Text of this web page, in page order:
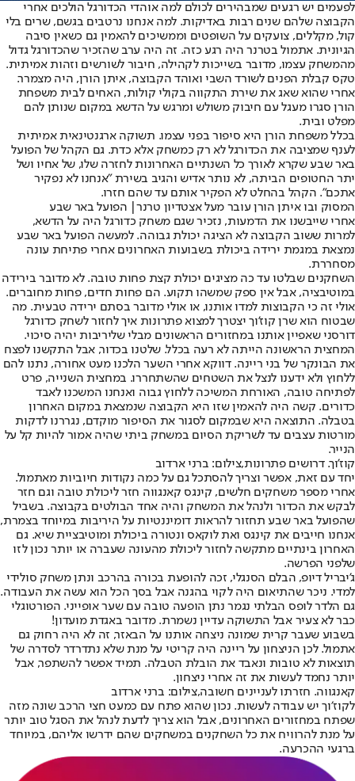
לפעמים יש רגעים שמבהירים לכולם למה אוהדי הכדורגל הולכים אחרי
הקבוצה שלהם שנים רבות באדיקות. למה אנחנו נרטבים בגשם, שרים בלי
קול, מקללים, צועקים על השופטים וממשיכים להאמין גם כשאין סיבה
הגיונית. אתמול בטרנר היה רגע כזה. זה היה ערב שהזכיר שהכדורגל גדול
מהמשחק עצמו, מדובר בשייכות לקהילה, חיבור לשורשים וזהות אמיתית.
טקס קבלת הפנים לשורד השבי ואוהד הקבוצה, איתן הורן, היה מצמרר.
אחרי שהוא שאג את שירת התקווה בקולי קולות, האחים לבית משפחת
הורן סגרו מעגל עם חיבוק משולש ומרגש על הדשא במקום שנותן להם
מפלט ובית.
בכלל משפחת הורן היא סיפור בפני עצמו. תשוקה ארגנטינאית אמיתית
לענף שמציבה את הכדורגל לא רק כמשחק אלא כדת. גם הקהל של הפועל
באר שבע שקרא לאורך כל השנתיים האחרונות לחזרה שלו, של אחיו ושל
יתר החטופים הביתה, לא נותר אדיש והגיב בשירת "אנחנו לא נפקיר
אתכם". הקהל בהחלט לא הפקיר אותם עד שהם חזרו.
המסוק ובו איתן הורן עובר מעל אצטדיון טרנר| הפועל באר שבע
אחרי שייבשנו את הדמעות, נזכיר שגם משחק כדורגל היה על הדשא,
למרות ששוב הקבוצה לא הציגה יכולת גבוהה. למעשה הפועל באר שבע
נמצאת במגמת ירידה ביכולת בשבועות האחרונים אחרי פתיחת עונה
מסחררת.
השחקנים שבלטו עד כה מציגים יכולת קצת פחות טובה. לא מדובר בירידה
במוטיבציה, אבל אין ספק שמשהו תקוע. הם פחות חדים, פחות מחוברים.
אולי זה כי הקבוצות למדו אותנו, או אולי מדובר בסתם ירידה טבעית. מה
שבטוח הוא שרן קוז'וך יצטרך למצוא פתרונות איך לחזור לשחק כדורגל
דורסני שאפיין אותנו במחזורים הראשונים מבלי שליריבות יהיה סיכוי.
המחצית הראשונה הייתה לא רעה בכלל. שלטנו בכדור, אבל התקשנו לפצח
את הבונקר של בני ריינה. דווקא אחרי השער הלכנו מעט אחורה, נתנו להם
ללחוץ ולא ידענו לנצל את השטחים שהשתחררו. במחצית השנייה, פרט
לפתיחה טובה, האורחת המשיכה ללחוץ גבוה ואנחנו המשכנו לאבד
כדורים. קשה היה להאמין שזו היא הקבוצה שנמצאת במקום האחרון
בטבלה. התוצאה היא שבמקום לסגור את הסיפור מוקדם, נגררנו לדקות
מורטות עצבים עד לשריקת הסיום במשחק ביתי שהיה אמור להיות קל על
הנייר.
קוז'וך. דרושים פתרונות,צילום: ברני ארדוב
יחד עם זאת, אפשר וצריך להסתכל גם על כמה נקודות חיוביות מאתמול.
אחרי מספר משחקים חלשים, קינגס קאנגווה חזר ליכולת טובה וגם חזר
לבקש את הכדור ולנהל את המשחק והיה אחד הבולטים בקבוצה. בשביל
שהפועל באר שבע תחזור להראות דומיננטיות על היריבות במיוחד בצמרת,
אנחנו חייבים את קינגס ואת לוקאס ונטורה ביכולת ומוטיבציית שיא. גם
האחרון בינתיים מתקשה לחזור ליכולת מהעונה שעברה או יותר נכון לזו
שלפני הפרשה.
ג'יבריל דיופ, הבלם הסנגלי, זכה להופעת בכורה בהרכב ונתן משחק סולידי
למדי. ניכר שהתיאום היה לקוי בהגנה אבל בסך הכל הוא עשה את העבודה.
גם הלדר לופס הבלתי נגמר נתן הופעה טובה עם שער אופייני. הפורטוגלי
כבר לא צעיר אבל התשוקה עדיין נשמרת. מדובר באגדת מועדון!
בשבוע שעבר קרית שמונה ניצחה אותנו על הבאזר, זה לא היה רחוק גם
אתמול. לכן הניצחון על ריינה היה קריטי על מנת שלא נתדרדר לסדרה של
תוצאות לא טובות ונאבד את הובלת הטבלה. תמיד אפשר להשתפר, אבל
יותר נחמד לעשות את זה אחרי ניצחון.
קאנגווה. חזרתו לעניינים חשובה,צילום: ברני ארדוב
לקוז׳וך יש עבודה לעשות. נכון שהוא פתח עם כמעט חצי הרכב שונה מזה
שפתח במחזורים האחרונים, אבל הוא צריך לדעת לנהל את הסגל טוב יותר
על מנת להרוויח את כל השחקנים במשחקים שהם ידרשו אליהם, במיוחד
ברגעי ההכרעה.